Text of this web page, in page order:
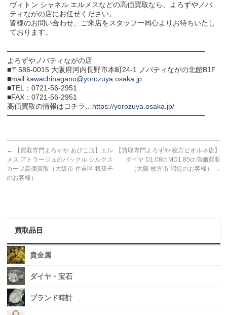
ヴィトン シャネル エルメスなどの高価買取なら、よろずやノバ
ティながの店にお任せください。
皆様のお問い合わせ、ご来店をスタッフ一同心よりお待ちいたし
ております。
───────────────────────────────────────
よろずやノバティながの店
■〒586-0015 大阪府河内長野市本町24-1 ノバティながの北館B1F
■mail:kawachinagano@yorozuya.osaka.jp
■TEL：0721-56-2951
■FAX：0721-56-2951
高価買取の情報はコチラ…https://yorozuya.osaka.jp/
───────────────────────────────────────
←
【買取専門よろずや あびこ店】エル
メス アトラージュのバックル シルクス
カーフ高価買取（大阪市 住吉区 我孫子
のお客様）
【買取専門よろずや 枚方ビオルネ店】
ダイヤ D1.08ct MD1.85ct 高価買取
（大阪 枚方市 沼堤のお客様）
→
買取品目
貴金属
ダイヤ・宝石
ブランド時計